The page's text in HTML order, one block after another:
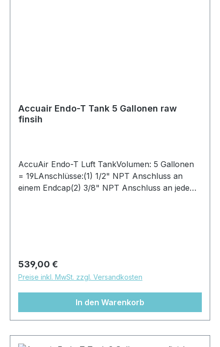
Accuair Endo-T Tank 5 Gallonen raw
finsih
AccuAir Endo-T Luft TankVolumen: 5 Gallonen
= 19LAnschlüsse:(1) 1/2" NPT Anschluss an
einem Endcap(2) 3/8" NPT Anschluss an jedem
Regulärer Preis:
539,00 €
Preise inkl. MwSt. zzgl. Versandkosten
In den Warenkorb